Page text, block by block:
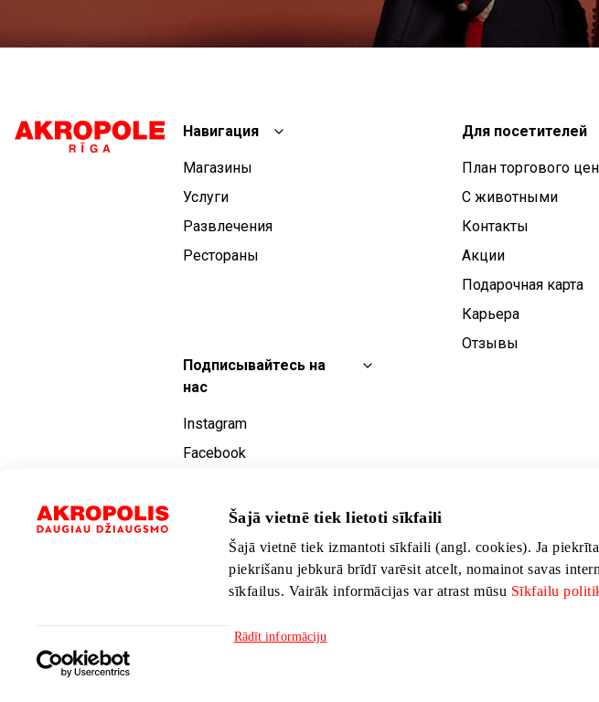
Šajā vietnē tiek lietoti sīkfaili
Šajā vietnē tiek izmantoti sīkfaili (angl. cookies). Ja
piekrišanu jebkurā brīdī varēsit atcelt, nomainot savas
sīkfailus. Vairāk informācijas var atrast mūsu Sīkfailu
Rādīt informāciju
Навигация
Магазины
Услуги
Развлечения
Рестораны
Для посетителей
План торгового
С животными
Контакты
Aкции
Подарочная карта
Карьера
Отзывы
Подписывайтесь на
нас
Instagram
Facebook
Русский